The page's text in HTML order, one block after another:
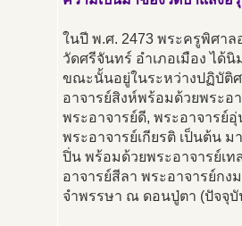
ในปี พ.ศ. 2473 พระครูพิศา
วัดศรีจันทร์ อำเภอเมือง ไ
ขณะนั้นอยู่ในระหว่างปฏิบัติ
อาจารย์สิงห์พร้อมด้วยพระอ
พระอาจารย์ดี, พระอาจารย์
พระอาจารย์เกียรติ เป็นต้น
ปิ่น พร้อมด้วยพระอาจารย์เท
อาจารย์สีลา พระอาจารย์ก
จำพรรษา ณ ดอนปู่ตา (ปัจจุ